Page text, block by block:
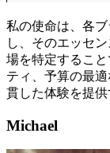
私の使命は、各
し、そのエッセ
場を特定するこ
ティ、予算の最
貫した体験を提供
Michael